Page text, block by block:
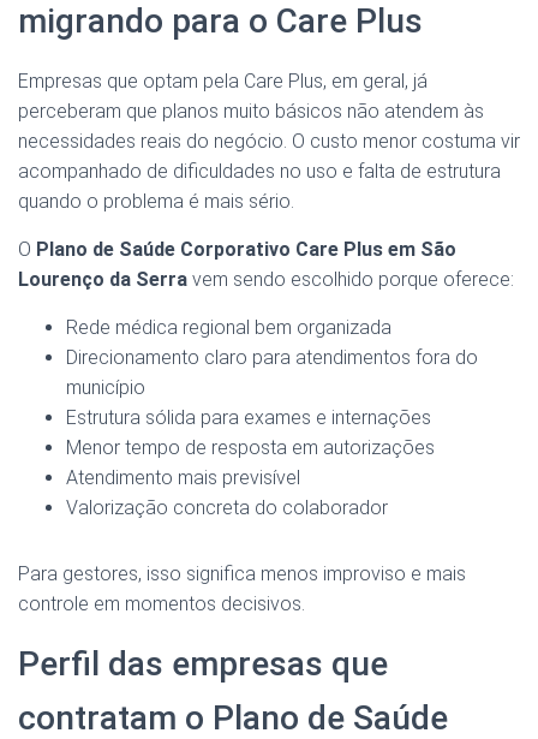
migrando para o Care Plus
Empresas que optam pela Care Plus, em geral, já
perceberam que planos muito básicos não atendem às
necessidades reais do negócio. O custo menor costuma vir
acompanhado de dificuldades no uso e falta de estrutura
quando o problema é mais sério.
O Plano de Saúde Corporativo Care Plus em São
Lourenço da Serra vem sendo escolhido porque oferece:
Rede médica regional bem organizada
Direcionamento claro para atendimentos fora do
município
Estrutura sólida para exames e internações
Menor tempo de resposta em autorizações
Atendimento mais previsível
Valorização concreta do colaborador
Para gestores, isso significa menos improviso e mais
controle em momentos decisivos.
Perfil das empresas que
contratam o Plano de Saúde